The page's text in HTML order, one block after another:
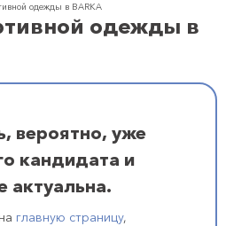
одежды в BARKA
одежды в
вероятно, уже
кандидата и
актуальна.
главную страницу,